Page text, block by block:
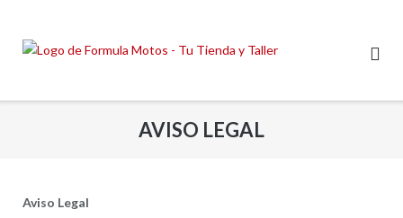
contenido
AVISO LEGAL
Aviso Legal